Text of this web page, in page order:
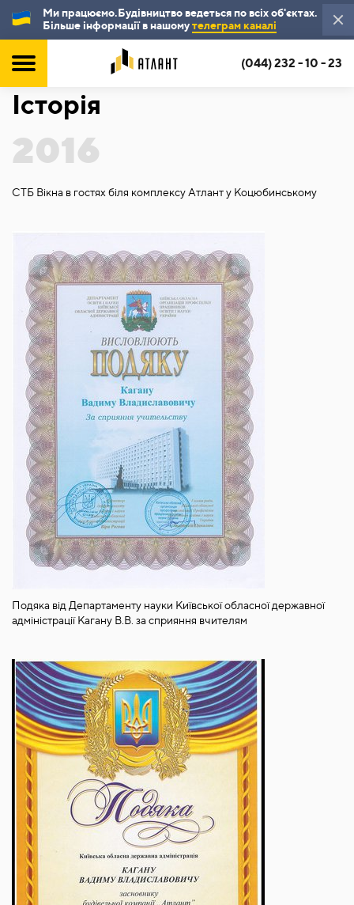
Ми працюємо.Будівництво ведеться по всіх об'єктах.
Більше інформації в нашомутелеграм каналі
(044) 232 - 10 - 23
ГОЛОВНА ІСТОРІЯ
Історія
2016
СТБ Вікна в гостях біля комплексу Атлант у Коцюбинському
Подяка від Департаменту науки Київської обласної державної
адміністрації Кагану В.В. за сприяння вчителям